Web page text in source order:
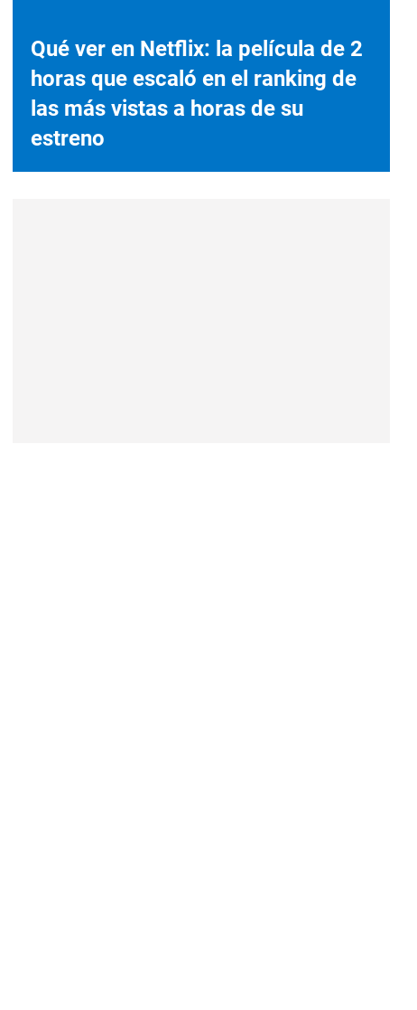
Qué ver en Netflix: la película de 2
horas que escaló en el ranking de
las más vistas a horas de su
estreno